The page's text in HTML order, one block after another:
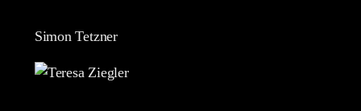
Simon Tetzner